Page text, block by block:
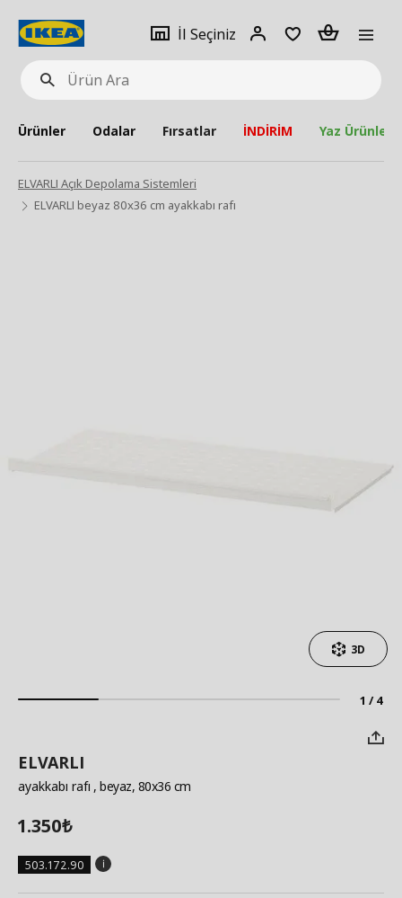
Ürün
Ara
İl Seçiniz
Giriş
Adet
Ürünler Odalar Fırsatlar İNDİRİM Yaz Ürünleri
ELVARLI Açık Depolama Sistemleri
ELVARLI beyaz 80x36 cm ayakkabı rafı
1 / 4
3D
ELVARLI
ayakkabı rafı , beyaz, 80x36 cm
1.350₺
503.172.90